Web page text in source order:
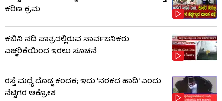
ಕಠಿಣ ಕ್ರಮ
ಕಬಿನಿ ನದಿ ಪಾತ್ರದಲ್ಲಿರುವ ಸಾರ್ವಜನಿಕರು
ಎಚ್ಚರಿಕೆಯಿಂದ ಇರಲು ಸೂಚನೆ
ರಸ್ತೆ ಮಧ್ಯೆ ದೊಡ್ಡ ಕಂದಕ; ಇದು 'ನರಕದ ಹಾದಿ' ಎಂದು
ನೆಟ್ಟಿಗರ ಆಕ್ರೋಶ